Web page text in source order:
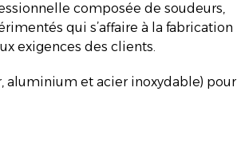
composée de soudeurs,
qui s’affaire à la fabrication
exigences des clients.
aluminium et acier inoxydable) pour